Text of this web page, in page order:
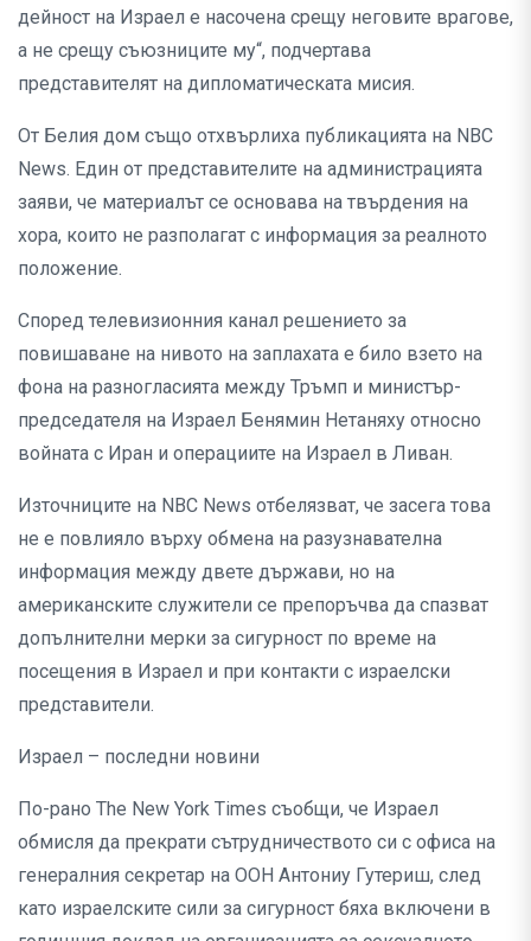
дейност на Израел е насочена срещу неговите врагове,
а не срещу съюзниците му“, подчертава
представителят на дипломатическата мисия.
От Белия дом също отхвърлиха публикацията на NBC
News. Един от представителите на администрацията
заяви, че материалът се основава на твърдения на
хора, които не разполагат с информация за реалното
положение.
Според телевизионния канал решението за
повишаване на нивото на заплахата е било взето на
фона на разногласията между Тръмп и министър-
председателя на Израел Бенямин Нетаняху относно
войната с Иран и операциите на Израел в Ливан.
Източниците на NBC News отбелязват, че засега това
не е повлияло върху обмена на разузнавателна
информация между двете държави, но на
американските служители се препоръчва да спазват
допълнителни мерки за сигурност по време на
посещения в Израел и при контакти с израелски
представители.
Израел – последни новини
По-рано The New York Times съобщи, че Израел
обмисля да прекрати сътрудничеството си с офиса на
генералния секретар на ООН Антониу Гутериш, след
като израелските сили за сигурност бяха включени в